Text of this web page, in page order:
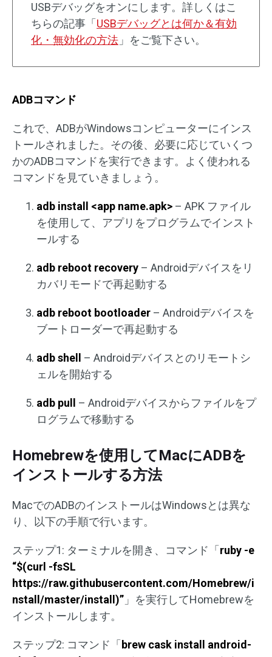
USBデバッグをオンにします。詳しくはこ
ちらの記事「 USBデバッグとは何か＆有効
化・無効化の方法 」をご覧下さい。
ADBコマンド
これで、ADBがWindowsコンピューターにインス
トールされました。その後、必要に応じていくつ
かのADBコマンドを実行できます。よく使われる
コマンドを見ていきましょう。
adb install <app name.apk> – APK ファイル
を使用して、アプリをプログラムでインスト
ールする
adb reboot recovery – Androidデバイスをリ
カバリモードで再起動する
adb reboot bootloader – Androidデバイスを
ブートローダーで再起動する
adb shell
– Androidデバイスとのリモートシ
ェルを開始する
adb pull
– Androidデバイスからファイルをプ
ログラムで移動する
Homebrewを使用してMacにADBを
インストールする方法
MacでのADBのインストールはWindowsとは異な
り、以下の手順で行います。
ステップ1: ターミナルを開き、コマンド「 ruby -e
“$(curl -fsSL
https://raw.githubusercontent.com/Homebrew/i
nstall/master/install)” 」を実行してHomebrewを
インストールします。
ステップ2: コマンド「 brew cask install android-